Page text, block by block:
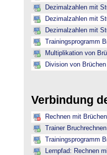
Dezimalzahlen mit
Dezimalzahlen mit
Dezimalzahlen mit
Trainingsprogramm
Multiplikation von
Division von
Verbindung
Rechnen mit Brüchen
Trainer Bruchrechnen
Trainingsprogramm
Lernpfad: Rechnen